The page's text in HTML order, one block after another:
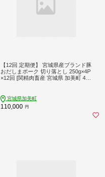
【12回 定期便】 宮城県産ブランド豚
おだしまポーク 切り落とし 250g×4P
×12回 [関精肉畜産 宮城県 加美町 445
宮城県加美町
110,000 円